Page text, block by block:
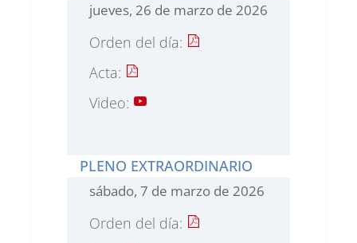
jueves, 26 de marzo de 2026
Orden del día:
Acta:
Video:
PLENO EXTRAORDINARIO
sábado, 7 de marzo de 2026
Orden del día: